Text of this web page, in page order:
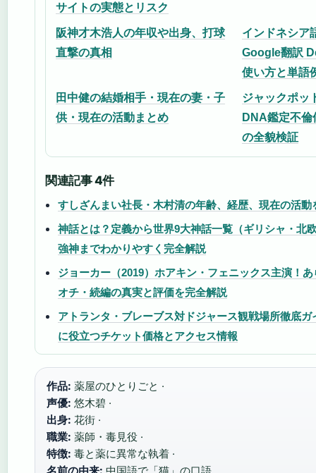
サイトの実態とリスク
阪神才木浩人の年収や出身、打球
直撃の真相
インドネシア
Google翻訳
使い方と単語
田中健の結婚相手・現在の妻・子
供・現在の活動まとめ
ジャックポッ
DNA鑑定不
の全貌検証
関連記事 4件
すしざんまい社長・木村清の年齢、経歴、現在の活動
神話とは？定義から世界9大神話一覧（ギリシャ・北
強神までわかりやすく完全解説
ジョーカー（2019）ホアキン・フェニックス主演！
オチ・続編の真実と評価を完全解説
アトランタ・ブレーブス対ドジャース観戦場所徹底
に役立つチケット価格とアクセス情報
作品: 薬屋のひとりごと ·
声優: 悠木碧 ·
出身: 花街 ·
職業: 薬師・毒見役 ·
特徴: 毒と薬に異常な執着 ·
名前の由来: 中国語で「猫」の口語